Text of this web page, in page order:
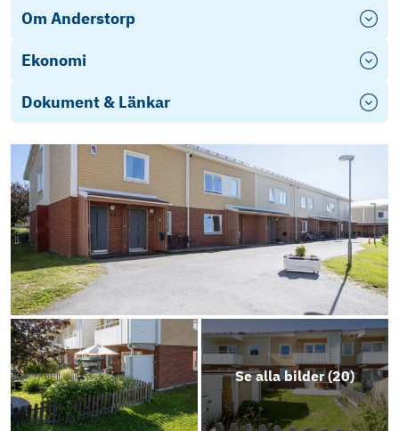
Om Anderstorp
Ekonomi
Dokument & Länkar
Energideklaration
For foreign nationals
How to buy property in Sweden..
2025 Årsredovisning
Se alla bilder (20)